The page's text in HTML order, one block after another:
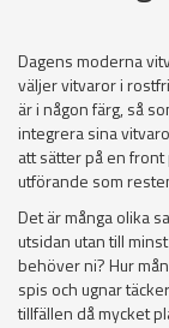
Dagens moderna
väljer vitvaror i
är i någon färg, så
integrera sina
att sätter på en
utförande som
Det är många olika
utsidan utan till
behöver ni? Hur
spis och ugnar
tillfällen då mycket